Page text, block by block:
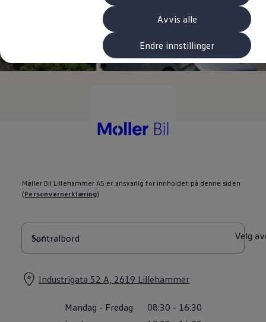
Avvis alle
Endre innstillinger
Varebiler med firehjulstrekk
Kundeløfter
Connect Pro
Lease eller kjøpe bil
Hjemmelading
Hurtiglading
Ruteplanlegger
Rekkevidde-kalkulator
Ladekalkulator
Oppgitt vs. faktisk rekkevidde
Min Volkswagen
Biltilbehør
Programvareoppdateringer
Instruksjonsbok
Kundeinformasjon
Møller Bil Lillehammer AS er ansvarlig for innholdet på denne siden
(Personvernerklæring)
Velg
Industrigata 52 A, 2619 Lillehammer
Mandag - Fredag 08:30 - 16:30